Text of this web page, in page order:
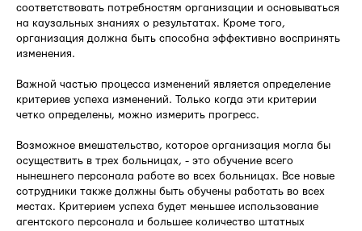
соответствовать потребностям организации и основываться
на каузальных знаниях о результатах. Кроме того,
организация должна быть способна эффективно воспринять
изменения.
Важной частью процесса изменений является определение
критериев успеха изменений. Только когда эти критерии
четко определены, можно измерить прогресс.
Возможное вмешательство, которое организация могла бы
осуществить в трех больницах, - это обучение всего
нынешнего персонала работе во всех больницах. Все новые
сотрудники также должны быть обучены работать во всех
местах. Критерием успеха будет меньшее использование
агентского персонала и большее количество штатных